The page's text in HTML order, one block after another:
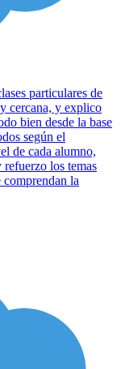
particulares de
cercana, y explico
bien desde la base
según el
de cada alumno,
refuerzo los temas
comprendan la